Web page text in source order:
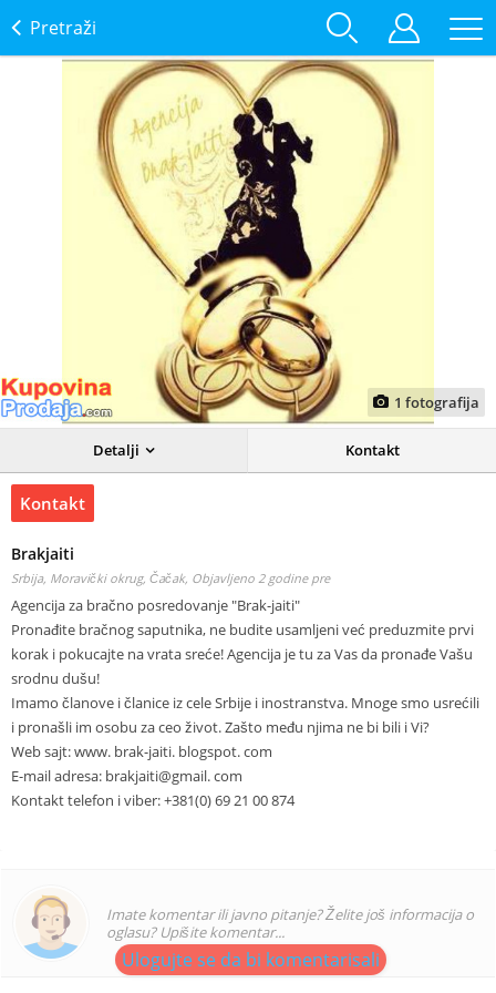
Pretraži
1 fotografija
Detalji Kontakt
Kontakt
Brakjaiti
Srbija, Moravički okrug, Čačak, Objavljeno 2 godine pre
Agencija za bračno posredovanje "Brak-jaiti"
Pronađite bračnog saputnika, ne budite usamljeni već preduzmite prvi
korak i pokucajte na vrata sreće! Agencija je tu za Vas da pronađe Vašu
srodnu dušu!
Imamo članove i članice iz cele Srbije i inostranstva. Mnoge smo usrećili
i pronašli im osobu za ceo život. Zašto među njima ne bi bili i Vi?
Web sajt: www. brak-jaiti. blogspot. com
E-mail adresa: brakjaiti@gmail. com
Kontakt telefon i viber: +381(0) 69 21 00 874
Imate komentar ili javno pitanje? Želite još informacija o
oglasu? Upišite komentar...
Ulogujte se da bi komentarisali